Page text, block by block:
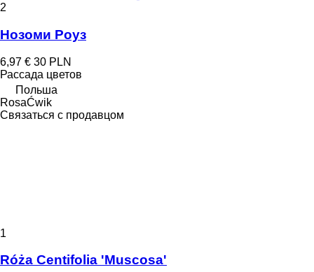
2
Нозоми Роуз
6,97 € 30 PLN
Рассада цветов
Польша
RosaĆwik
Связаться с продавцом
1
Róża Centifolia 'Muscosa'